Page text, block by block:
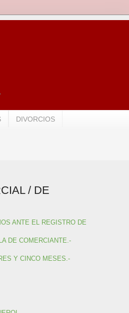
DIVORCIOS
/ DE
ANTE EL REGISTRO DE
DE COMERCIANTE.-
Y CINCO MESES.-